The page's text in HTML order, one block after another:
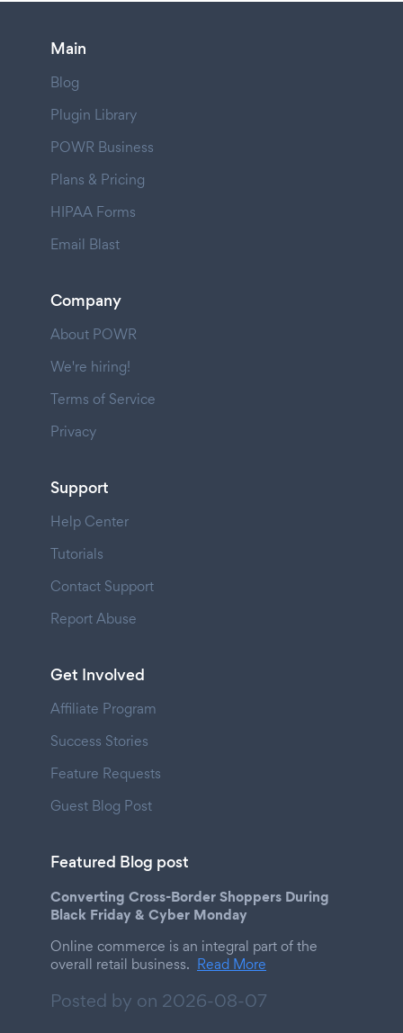
Main
Blog
Plugin Library
POWR Business
Plans & Pricing
HIPAA Forms
Email Blast
Company
About POWR
We're hiring!
Terms of Service
Privacy
Support
Help Center
Tutorials
Contact Support
Report Abuse
Get Involved
Affiliate Program
Success Stories
Feature Requests
Guest Blog Post
Featured Blog post
Converting Cross-Border Shoppers During
Black Friday & Cyber Monday
Online commerce is an integral part of the
overall retail business. Read More
Posted by on 2026-08-07